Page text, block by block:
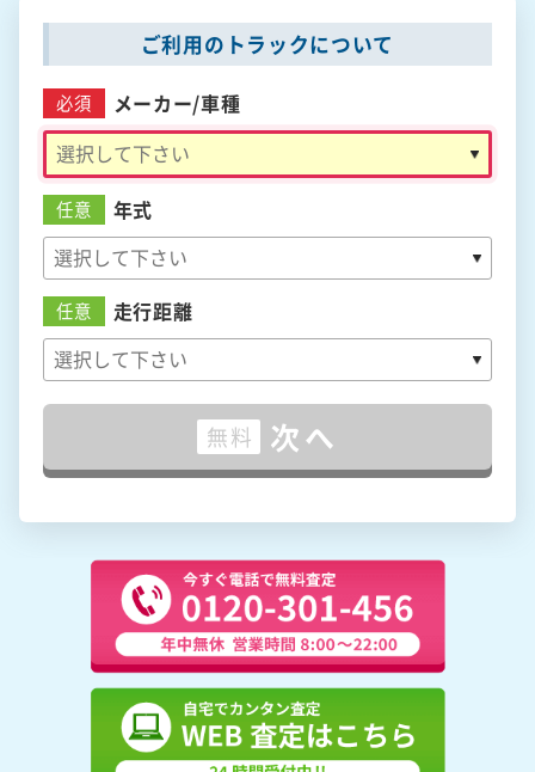
ご利用のトラックについて
必須 メーカー/車種
任意 年式
任意 走行距離
無料 次へ